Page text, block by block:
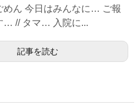
めん 今日はみんなに… ご報
… // タマ… 入院に...
記事を読む